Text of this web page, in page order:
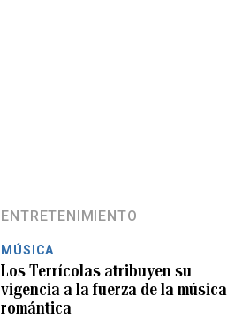
ENTRETENIMIENTO
MÚSICA
Los Terrícolas atribuyen su
vigencia a la fuerza de la música
romántica